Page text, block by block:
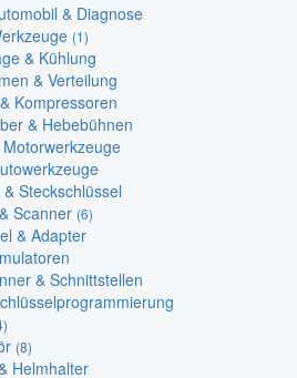
& Diagnose
(1)
& Kühlung
& Verteilung
Kompressoren
& Hebebühnen
Steckschlüssel
Scanner (6)
& Adapter
& Schnittstellen
(8)
Helmhalter